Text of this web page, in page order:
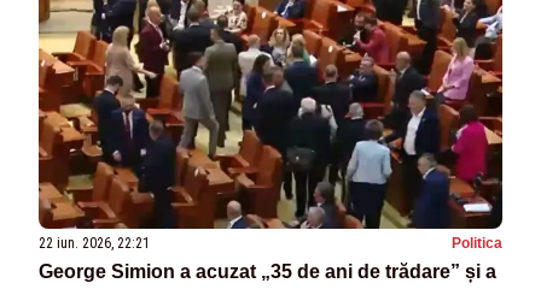
22 iun. 2026, 22:21 Politica
George Simion a acuzat „35 de ani de trădare” și a